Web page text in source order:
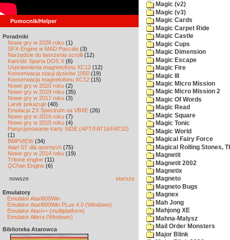
Pomocnik/Helper
Poradniki
Nowe gry w 2026 roku (1)
SFX-Engine w MAD Pascalu (3)
Narzędzie do tworzenia scrolli (12)
Kartridż Sparta DOS X (6)
Usprawnienia magnetofonu XC12 (12)
Konserwacja stacji dysków 1050 (19)
Konserwacja magnetofonu XC12 (15)
Nowe gry w 2020 roku (2)
Nowe gry w 2019 roku (35)
Nowe gry w 2017 roku (3)
Larek pokazuje (40)
Emulacja ZX Spectrum na VBXE (26)
Nowe gry w 2016 roku (7)
Nowe gry w 2015 roku (4)
Partycjonowanie karty SIDE (APT/FAT16/FAT32)
(1)
BMPVIEW(34)
Atari ST dla opornych (75)
Nowe gry w 2014 roku (19)
Tritone engine (11)
QChan Engine (6)
nowsze starsze
Emulatory
Emulator Atari800Win
Emulator Atari800Win PLus 4.0 (Windows)
Emulator Atari++ (multiplatform)
Emulator Altirra (Windows)
Biblioteka Atarowca
Magic (v2)
Magic (v3)
Magic Cards
Magic Carpet Ride
Magic Castle
Magic Cups
Magic Dimension
Magic Escape
Magic Fire
Magic III
Magic Micro Mission
Magic Micro Mission 2
Magic Of Words
Magic Read
Magic Square
Magic Tonic
Magic World
Magical Fairy Force
Magical Rolling Stones,
Magnetit
Magnetit 2002
Magnetix
Magneto
Magneto Bugs
Magnex
Mah Jong
Mahjong XE
Mahna-Malysz
Mail Order Monsters
Major Blink